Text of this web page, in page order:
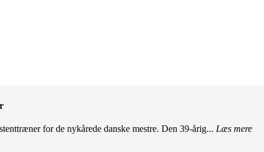
for de nykårede danske mestre. Den 39-årig... Læs mere